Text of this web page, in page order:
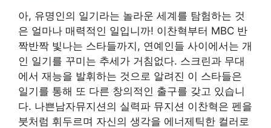
아, 유명인의 일기라는 놀라운 세계를 탐험하는 것
은 얼마나 매력적인 일입니까! 이찬혁부터 MBC 반
짝반짝 빛나는 스타들까지, 연예인들 사이에서는 개
인 일기를 꾸미는 추세가 거침없다. 스크린과 무대
에서 재능을 발휘하는 것으로 알려진 이 스타들은
일기를 통해 또 다른 창의적인 출구를 갖고 있습니
다. 나쁜남자뮤지션의 실력파 뮤지션 이찬혁은 펜을
붓처럼 휘두르며 자신의 생각을 에너제틱한 컬러로